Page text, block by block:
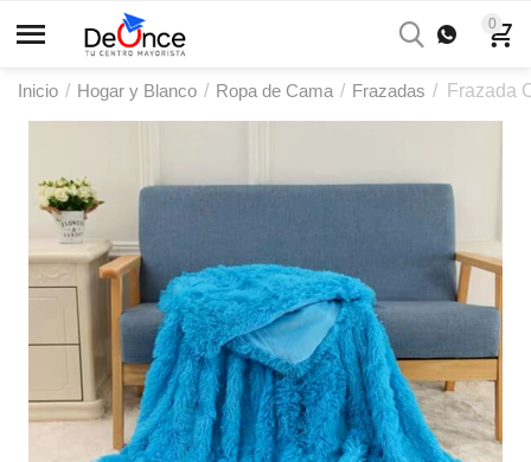
0
Inicio / Hogar y Blanco / Ropa de Cama / Frazadas / Frazada